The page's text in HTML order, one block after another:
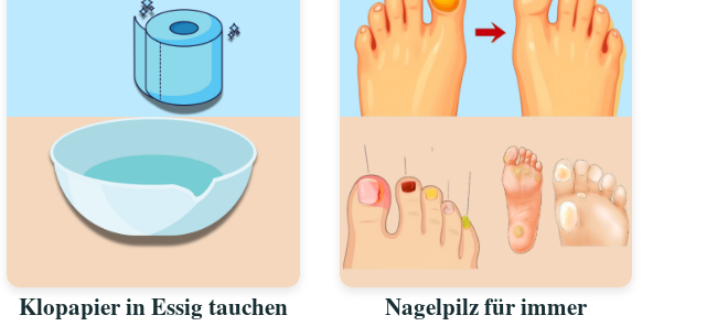
Klopapier in Essig tauchen
Nagelpilz für immer